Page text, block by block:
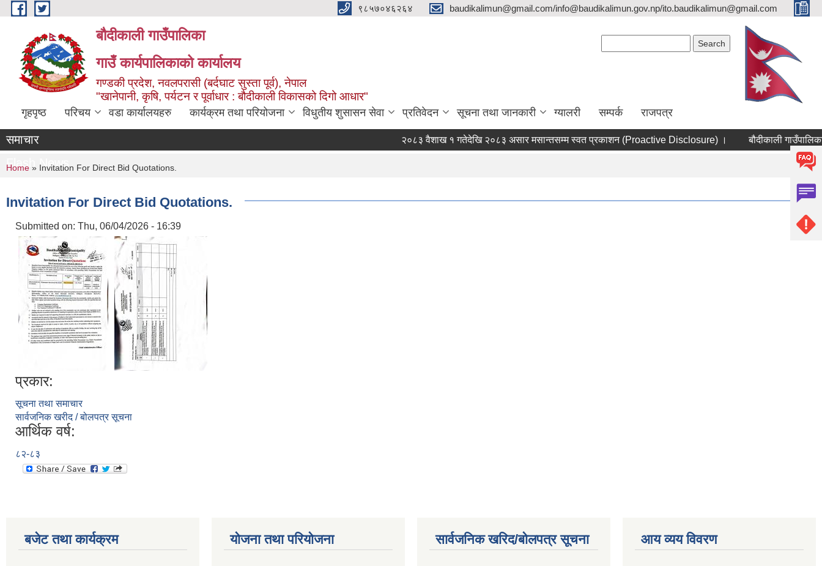
Skip to main content ९८५७०४६२६४ baudikalimun@gmail.com/info@baudikalimun.gov.np/ito.baudikalimun@gmail.com
बौदीकाली गाउँपालिका
गाउँ कार्यपालिकाको कार्यालय
गण्डकी प्रदेश, नवलपरासी (बर्दघाट सुस्ता पूर्व), नेपाल
"खानेपानी, कृषि, पर्यटन र पूर्वाधार : बौदीकाली विकासको दिगो आधार"
गृहपृष्ठ परिचय वडा कार्यालयहरु कार्यक्रम तथा परियोजना विधुतीय शुसासन सेवा प्रतिवेदन सूचना तथा जानकारी ग्यालरी सम्पर्क राजपत्र
समाचार २०८३ वैशाख १ गतेदेखि २०८३ असार मसान्तसम्म स्वत प्रकाशन (Proactive Disclosure) । बौदीकाली गाउँपालिका,
Flash News
You are here
Home » Invitation For Direct Bid Quotations.
Invitation For Direct Bid Quotations.
Submitted on: Thu, 06/04/2026 - 16:39
प्रकार:
सूचना तथा समाचार
सार्वजनिक खरीद / बोलपत्र सूचना
आर्थिक वर्ष:
८२-८३
बजेट तथा कार्यक्रम योजना तथा परियोजना सार्वजनिक खरिद/बोलपत्र सूचना आय व्यय विवरण